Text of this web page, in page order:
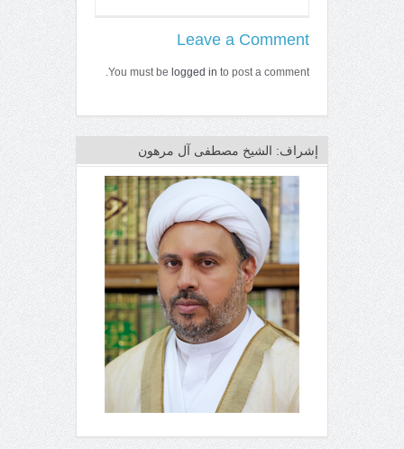
Leave a Comment
You must be logged in to post a comment.
إشراف: الشيخ مصطفى آل مرهون